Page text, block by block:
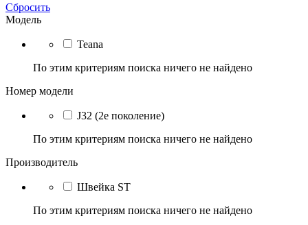
Сбросить
Модель
Teana
По этим критериям поиска ничего не найдено
Номер модели
J32 (2е поколение)
По этим критериям поиска ничего не найдено
Производитель
Швейка ST
По этим критериям поиска ничего не найдено